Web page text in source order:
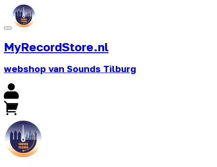
MyRecordStore.nl
webshop van Sounds Tilburg